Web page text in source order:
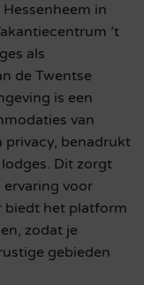
in
’t
als
de Twentse
is een
van
privacy, benadrukt
Dit zorgt
voor
biedt het platform
zodat je
gebieden